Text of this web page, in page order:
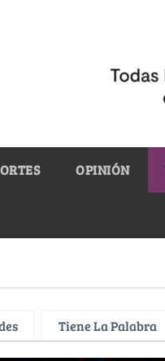
OPINIÓN
Tiene La Palabra